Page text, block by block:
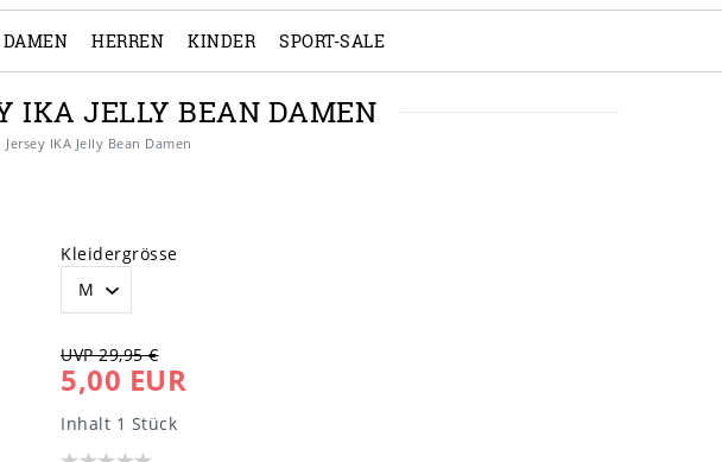
DAMEN HERREN KINDER SPORT-SALE
IKA JELLY BEAN DAMEN
Jersey IKA Jelly Bean Damen
Kleidergrösse
UVP 29,95 €
5,00 EUR
Inhalt 1 Stück